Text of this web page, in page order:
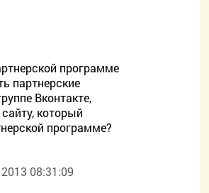
программе
партнерские
Вконтакте,
который
программе?
08:31:09